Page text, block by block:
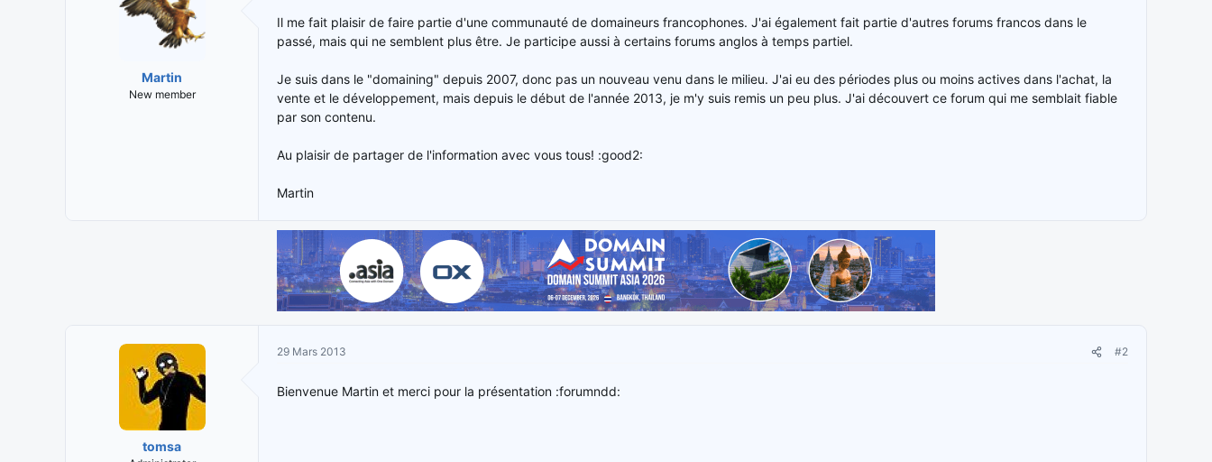
d
b
u
Martin
New member
Il me fait plaisir de faire partie d'une communauté de domaineurs francophones. J'ai également fait partie d'autres forums francos dans le
passé, mais qui ne semblent plus être. Je participe aussi à certains forums anglos à temps partiel.
Je suis dans le "domaining" depuis 2007, donc pas un nouveau venu dans le milieu. J'ai eu des périodes plus ou moins actives dans l'achat, la
vente et le développement, mais depuis le début de l'année 2013, je m'y suis remis un peu plus. J'ai découvert ce forum qui me semblait fiable
par son contenu.
Au plaisir de partager de l'information avec vous tous! :good2:
Martin
tomsa
29 Mars 2013 #2
Bienvenue Martin et merci pour la présentation :forumndd: